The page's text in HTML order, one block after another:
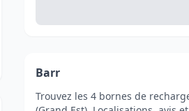
Barr
Trouvez les 4 bornes de